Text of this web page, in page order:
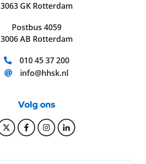
3063 GK Rotterdam
Postbus 4059
3006 AB Rotterdam
Telefoonnummer:
010 45 37 200
E-mailadres:
info@hhsk.nl
Volg ons
Bekijk onze Twitter pagina
Bekijk onze Facebook
Bekijk onze Instagram
Bekijk onze